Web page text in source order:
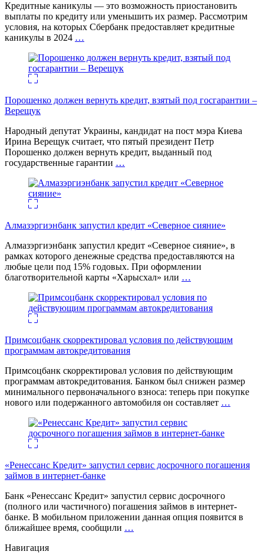
Кредитные каникулы — это возможность приостановить
выплаты по кредиту или уменьшить их размер. Рассмотрим
условия, на которых Сбербанк предоставляет кредитные
каникулы в 2024 …
Порошенко должен вернуть кредит, взятый под госгарантии –
Верещук
Народный депутат Украины, кандидат на пост мэра Киева
Ирина Верещук считает, что пятый президент Петр
Порошенко должен вернуть кредит, выданный под
государственные гарантии …
Алмазэргиэнбанк запустил кредит «Северное сияние»
Алмазэргиэнбанк запустил кредит «Северное сияние», в
рамках которого денежные средства предоставляются на
любые цели под 15% годовых. При оформлении
благотворительной карты «Харысхал» или …
Примсоцбанк скорректировал условия по действующим
программам автокредитования
Примсоцбанк скорректировал условия по действующим
программам автокредитования. Банком был снижен размер
минимального первоначального взноса: теперь при покупке
нового или подержанного автомобиля он составляет …
«Ренессанс Кредит» запустил сервис досрочного погашения
займов в интернет-банке
Банк «Ренессанс Кредит» запустил сервис досрочного
(полного или частичного) погашения займов в интернет-
банке. В мобильном приложении данная опция появится в
ближайшее время, сообщили …
Навигация